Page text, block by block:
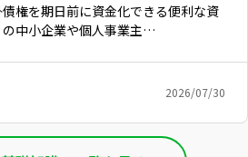
権を期日前に資金化できる便利な資
中小企業や個人事業主…
2026/07/30